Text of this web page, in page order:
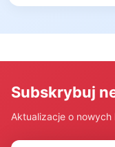
Subskrybuj
Aktualizacje o